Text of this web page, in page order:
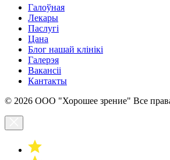
Галоўная
Лекары
Паслугі
Цана
Блог нашай клінікі
Галерэя
Вакансіі
Кантакты
© 2026 ООО "Хорошее зрение" Все